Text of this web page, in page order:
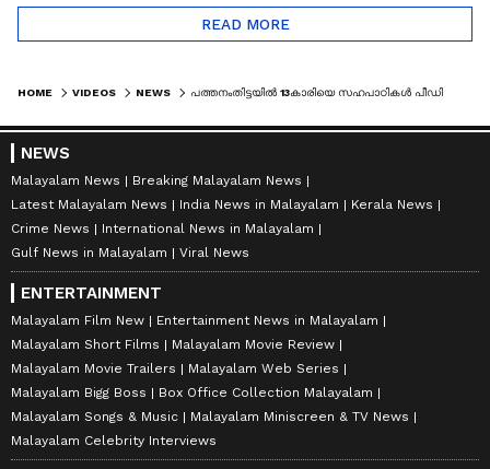
READ MORE
HOME VIDEOS NEWS
NEWS
Malayalam News
Breaking Malayalam News
Latest Malayalam News
India News in Malayalam
Kerala News
Crime News
International News in Malayalam
Gulf News in Malayalam
Viral News
ENTERTAINMENT
Malayalam Film New
Entertainment News in Malayalam
Malayalam Short Films
Malayalam Movie Review
Malayalam Movie Trailers
Malayalam Web Series
Malayalam Bigg Boss
Box Office Collection Malayalam
Malayalam Songs & Music
Malayalam Miniscreen & TV News
Malayalam Celebrity Interviews